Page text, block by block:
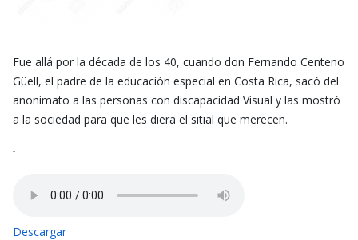
Fue allá por la década de los 40, cuando don Fernando Centeno
Güell, el padre de la educación especial en Costa Rica, sacó del
anonimato a las personas con discapacidad Visual y las mostró
a la sociedad para que les diera el sitial que merecen.
-
Descargar